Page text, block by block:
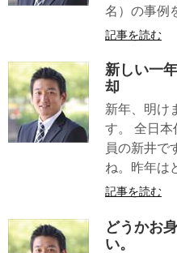
名）の事例
記事を読む
新しい一
却
新年、明け
す。 全日本
員の新井で
ね。昨年は
記事を読む
どうかお
い。